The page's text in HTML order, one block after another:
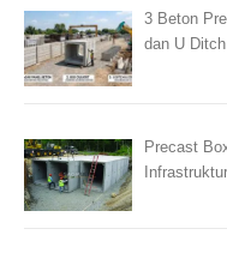
3 Beton
dan U Ditch
Precast